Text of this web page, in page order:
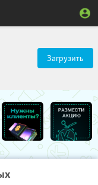
Загрузить